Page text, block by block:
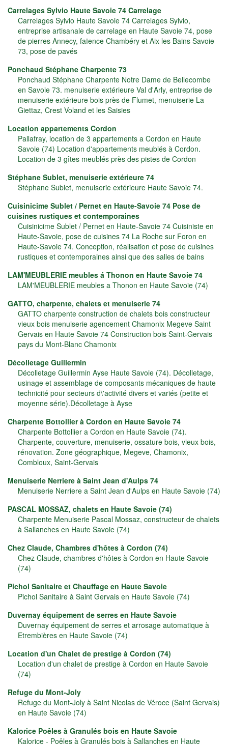
Carrelages Sylvio Haute Savoie 74 Carrelage
Carrelages Sylvio Haute Savoie 74 Carrelages Sylvio,
entreprise artisanale de carrelage en Haute Savoie 74, pose
de pierres Annecy, faïence Chambéry et Aix les Bains Savoie
73, pose de pavés
Ponchaud Stéphane Charpente 73
Ponchaud Stéphane Charpente Notre Dame de Bellecombe
en Savoie 73. menuiserie extérieure Val d'Arly, entreprise de
menuiserie extérieure bois près de Flumet, menuiserie La
Giettaz, Crest Voland et les Saisies
Location appartements Cordon
Pallafray, location de 3 appartements a Cordon en Haute
Savoie (74) Location d'appartements meublés à Cordon.
Location de 3 gîtes meublés près des pistes de Cordon
Stéphane Sublet, menuiserie extérieure 74
Stéphane Sublet, menuiserie extérieure Haute Savoie 74.
Cuisinicime Sublet / Pernet en Haute-Savoie 74 Pose de
cuisines rustiques et contemporaines
Cuisinicime Sublet / Pernet en Haute-Savoie 74 Cuisiniste en
Haute-Savoie, pose de cuisines 74 La Roche sur Foron en
Haute-Savoie 74. Conception, réalisation et pose de cuisines
rustiques et contemporaines ainsi que des salles de bains
LAM'MEUBLERIE meubles á Thonon en Haute Savoie 74
LAM'MEUBLERIE meubles a Thonon en Haute Savoie (74)
GATTO, charpente, chalets et menuiserie 74
GATTO charpente construction de chalets bois constructeur
vieux bois menuiserie agencement Chamonix Megeve Saint
Gervais en Haute Savoie 74 Construction bois Saint-Gervais
pays du Mont-Blanc Chamonix
Décolletage Guillermin
Décolletage Guillermin Ayse Haute Savoie (74). Décolletage,
usinage et assemblage de composants mécaniques de haute
technicité pour secteurs d\'activité divers et variés (petite et
moyenne série).Décolletage à Ayse
Charpente Bottollier à Cordon en Haute Savoie 74
Charpente Bottollier a Cordon en Haute Savoie (74).
Charpente, couverture, menuiserie, ossature bois, vieux bois,
rénovation. Zone géographique, Megeve, Chamonix,
Combloux, Saint-Gervais
Menuiserie Nerriere à Saint Jean d'Aulps 74
Menuiserie Nerriere a Saint Jean d'Aulps en Haute Savoie (74)
PASCAL MOSSAZ, chalets en Haute Savoie (74)
Charpente Menuiserie Pascal Mossaz, constructeur de chalets
à Sallanches en Haute Savoie (74)
Chez Claude, Chambres d'hôtes à Cordon (74)
Chez Claude, chambres d'hôtes à Cordon en Haute Savoie
(74)
Pichol Sanitaire et Chauffage en Haute Savoie
Pichol Sanitaire à Saint Gervais en Haute Savoie (74)
Duvernay équipement de serres en Haute Savoie
Duvernay équipement de serres et arrosage automatique à
Etrembières en Haute Savoie (74)
Location d'un Chalet de prestige à Cordon (74)
Location d'un chalet de prestige à Cordon en Haute Savoie
(74)
Refuge du Mont-Joly
Refuge du Mont-Joly à Saint Nicolas de Véroce (Saint Gervais)
en Haute Savoie (74)
Kalorice Poêles à Granulés bois en Haute Savoie
Kalorice - Poêles à Granulés bois à Sallanches en Haute